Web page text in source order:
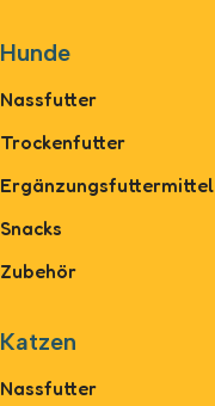
Hunde
Nassfutter
Trockenfutter
Ergänzungsfuttermittel
Snacks
Zubehör
Katzen
Nassfutter